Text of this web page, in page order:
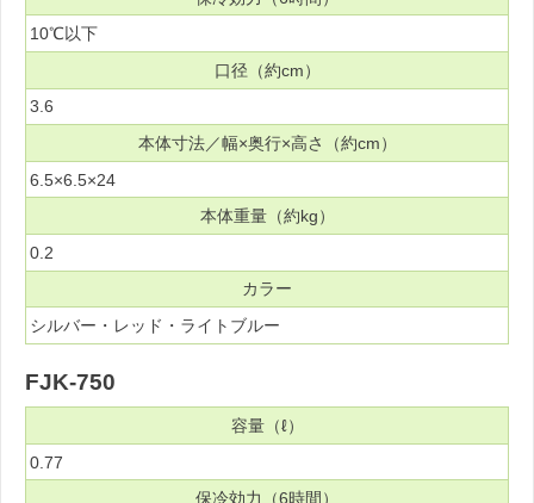
10℃以下
口径（約cm）
3.6
本体寸法／幅×奥行×高さ（約cm）
6.5×6.5×24
本体重量（約kg）
0.2
カラー
シルバー・レッド・ライトブルー
FJK-750
容量（ℓ）
0.77
保冷効力（6時間）